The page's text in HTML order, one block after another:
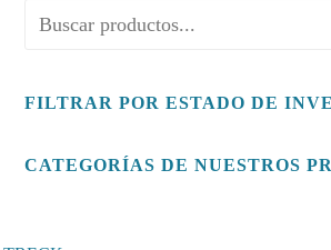
FILTRAR POR ESTADO DE
CATEGORÍAS DE NUESTROS